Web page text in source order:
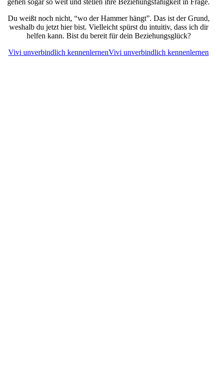
gehen sogar so weit und stellen ihre Beziehungsfähigkeit in Frage.
Du weißt noch nicht, “wo der Hammer hängt”. Das ist der Grund,
weshalb du jetzt hier bist. Vielleicht spürst du intuitiv, dass ich dir
helfen kann. Bist du bereit für dein Beziehungsglück?
Vivi unverbindlich kennenlernenVivi unverbindlich kennenlernen